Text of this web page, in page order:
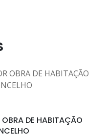
DE HABITAÇÃO